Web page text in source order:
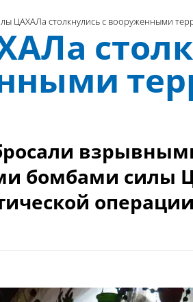
ЦАХАЛа столкнулись с вооруженными
бомбами силы